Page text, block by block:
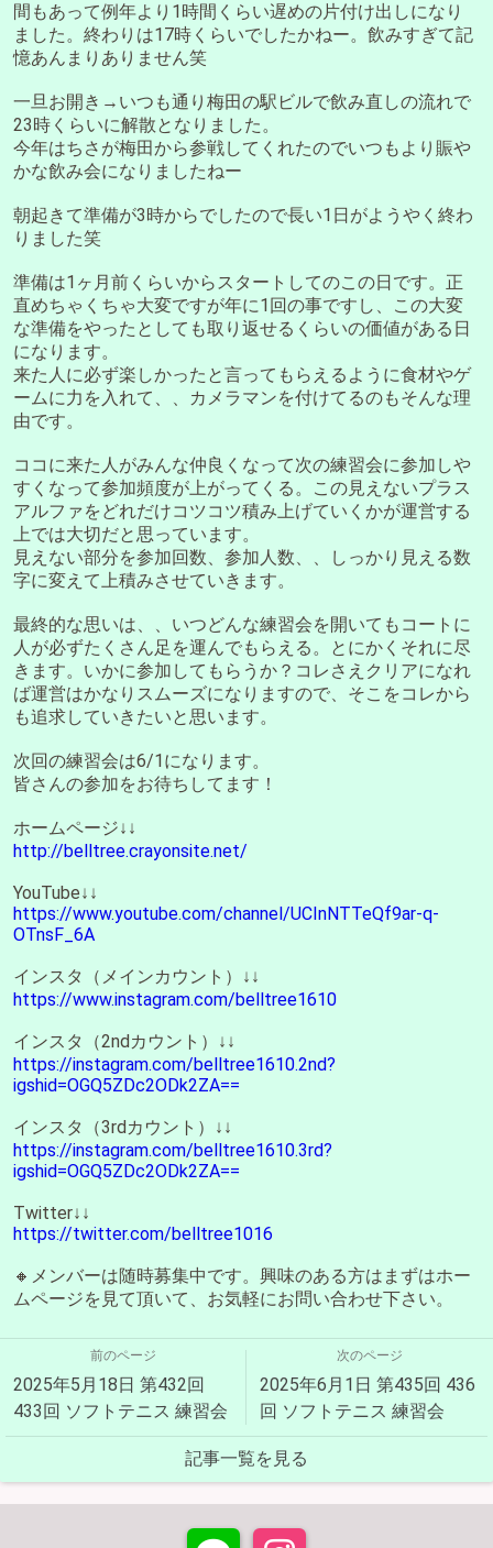
間もあって例年より1時間くらい遅めの片付け出しになり
ました。終わりは17時くらいでしたかねー。飲みすぎて記
憶あんまりありません笑
一旦お開き→いつも通り梅田の駅ビルで飲み直しの流れで
23時くらいに解散となりました。
今年はちさが梅田から参戦してくれたのでいつもより賑や
かな飲み会になりましたねー
朝起きて準備が3時からでしたので長い1日がようやく終わ
りました笑
準備は1ヶ月前くらいからスタートしてのこの日です。正
直めちゃくちゃ大変ですが年に1回の事ですし、この大変
な準備をやったとしても取り返せるくらいの価値がある日
になります。
来た人に必ず楽しかったと言ってもらえるように食材やゲ
ームに力を入れて、、カメラマンを付けてるのもそんな理
由です。
ココに来た人がみんな仲良くなって次の練習会に参加しや
すくなって参加頻度が上がってくる。この見えないプラス
アルファをどれだけコツコツ積み上げていくかが運営する
上では大切だと思っています。
見えない部分を参加回数、参加人数、、しっかり見える数
字に変えて上積みさせていきます。
最終的な思いは、、いつどんな練習会を開いてもコートに
人が必ずたくさん足を運んでもらえる。とにかくそれに尽
きます。いかに参加してもらうか？コレさえクリアになれ
ば運営はかなりスムーズになりますので、そこをコレから
も追求していきたいと思います。
次回の練習会は6/1になります。
皆さんの参加をお待ちしてます！
ホームページ↓↓
http://belltree.crayonsite.net/
YouTube↓↓
https://www.youtube.com/channel/UCInNTTeQf9ar-q-
OTnsF_6A
インスタ（メインカウント）↓↓
https://www.instagram.com/belltree1610
インスタ（2ndカウント）↓↓
https://instagram.com/belltree1610.2nd?
igshid=OGQ5ZDc2ODk2ZA==
インスタ（3rdカウント）↓↓
https://instagram.com/belltree1610.3rd?
igshid=OGQ5ZDc2ODk2ZA==
Twitter↓↓
https://twitter.com/belltree1016
🔸メンバーは随時募集中です。興味のある方はまずはホー
ムページを見て頂いて、お気軽にお問い合わせ下さい。
前のページ
2025年5月18日 第432回
433回 ソフトテニス 練習会
次のページ
2025年6月1日 第435回 436
回 ソフトテニス 練習会
記事一覧を見る